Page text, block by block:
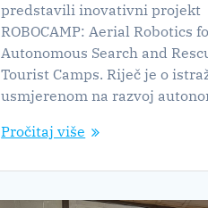
predstavili inovativni projekt
ROBOCAMP: Aerial Robotics
Autonomous Search and
Tourist Camps. Riječ je o
usmjerenom na razvoj
Pročitaj više